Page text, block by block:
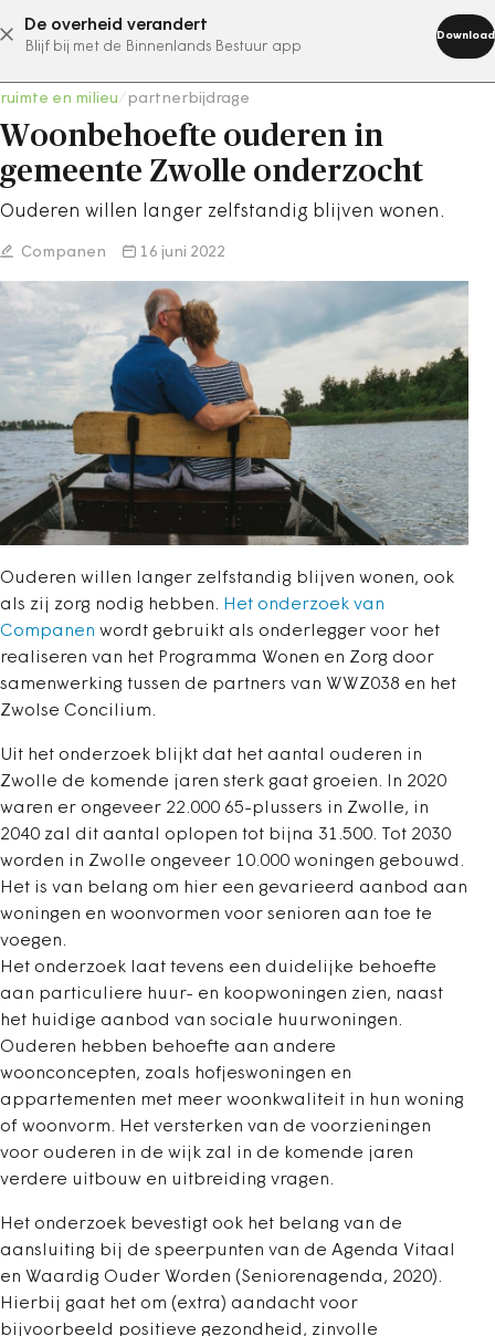
De overheid verandert
Blijf bij met de Binnenlands Bestuur app
Download
abonneer nu
ruimte en milieu partnerbijdrage
Woonbehoefte ouderen in
gemeente Zwolle onderzocht
Ouderen willen langer zelfstandig blijven wonen.
Companen 16 juni 2022
Ouderen willen langer zelfstandig blijven wonen, ook
als zij zorg nodig hebben. Het onderzoek van
Companen wordt gebruikt als onderlegger voor het
realiseren van het Programma Wonen en Zorg door
samenwerking tussen de partners van WWZ038 en het
Zwolse Concilium.
Uit het onderzoek blijkt dat het aantal ouderen in
Zwolle de komende jaren sterk gaat groeien. In 2020
waren er ongeveer 22.000 65-plussers in Zwolle, in
2040 zal dit aantal oplopen tot bijna 31.500. Tot 2030
worden in Zwolle ongeveer 10.000 woningen gebouwd.
Het is van belang om hier een gevarieerd aanbod aan
woningen en woonvormen voor senioren aan toe te
voegen.
Het onderzoek laat tevens een duidelijke behoefte
aan particuliere huur- en koopwoningen zien, naast
het huidige aanbod van sociale huurwoningen.
Ouderen hebben behoefte aan andere
woonconcepten, zoals hofjeswoningen en
appartementen met meer woonkwaliteit in hun woning
of woonvorm. Het versterken van de voorzieningen
voor ouderen in de wijk zal in de komende jaren
verdere uitbouw en uitbreiding vragen.
Het onderzoek bevestigt ook het belang van de
aansluiting bij de speerpunten van de Agenda Vitaal
en Waardig Ouder Worden (Seniorenagenda, 2020).
Hierbij gaat het om (extra) aandacht voor
bijvoorbeeld positieve gezondheid, zinvolle